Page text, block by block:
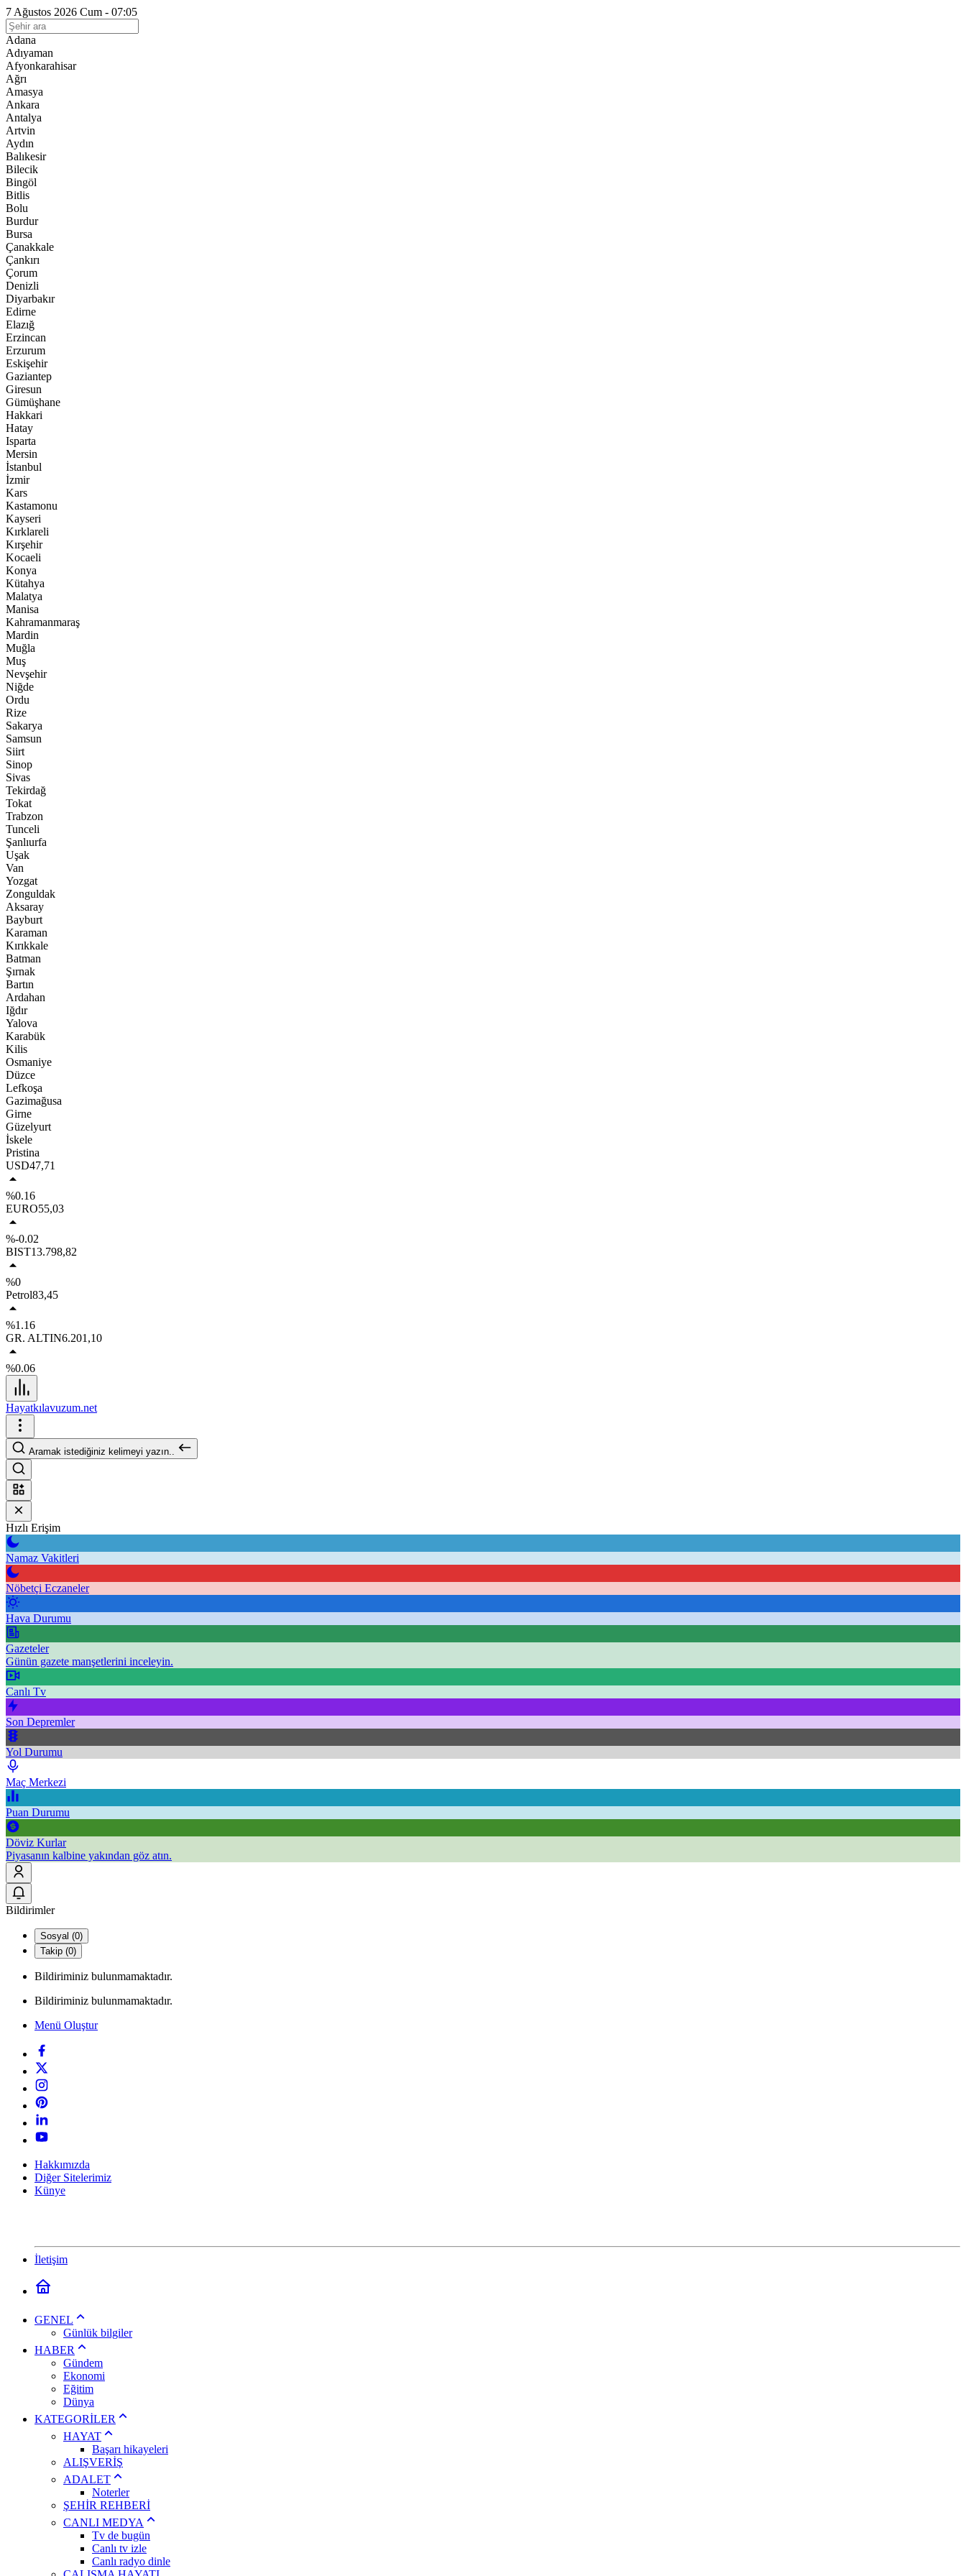
7 Ağustos 2026 Cum - 07:05
Adana
Adıyaman
Afyonkarahisar
Ağrı
Amasya
Ankara
Antalya
Artvin
Aydın
Balıkesir
Bilecik
Bingöl
Bitlis
Bolu
Burdur
Bursa
Çanakkale
Çankırı
Çorum
Denizli
Diyarbakır
Edirne
Elazığ
Erzincan
Erzurum
Eskişehir
Gaziantep
Giresun
Gümüşhane
Hakkari
Hatay
Isparta
Mersin
İstanbul
İzmir
Kars
Kastamonu
Kayseri
Kırklareli
Kırşehir
Kocaeli
Konya
Kütahya
Malatya
Manisa
Kahramanmaraş
Mardin
Muğla
Muş
Nevşehir
Niğde
Ordu
Rize
Sakarya
Samsun
Siirt
Sinop
Sivas
Tekirdağ
Tokat
Trabzon
Tunceli
Şanlıurfa
Uşak
Van
Yozgat
Zonguldak
Aksaray
Bayburt
Karaman
Kırıkkale
Batman
Şırnak
Bartın
Ardahan
Iğdır
Yalova
Karabük
Kilis
Osmaniye
Düzce
Lefkoşa
Gazimağusa
Girne
Güzelyurt
İskele
Pristina
USD47,71
%0.16
EURO55,03
%-0.02
BIST13.798,82
%0
Petrol83,45
%1.16
GR. ALTIN6.201,10
%0.06
Hayatkılavuzum.net
Aramak istediğiniz kelimeyi yazın..
Hızlı Erişim
Namaz Vakitleri
Nöbetçi Eczaneler
Hava Durumu
Gazeteler
Günün gazete manşetlerini inceleyin.
Canlı Tv
Son Depremler
Yol Durumu
Maç Merkezi
Puan Durumu
Döviz Kurlar
Piyasanın kalbine yakından göz atın.
Bildirimler
Sosyal (0)
Takip (0)
Bildiriminiz bulunmamaktadır.
Bildiriminiz bulunmamaktadır.
Menü Oluştur
Hakkımızda
Diğer Sitelerimiz
Künye
İletişim
GENEL
Günlük bilgiler
HABER
Gündem
Ekonomi
Eğitim
Dünya
KATEGORİLER
HAYAT
Başarı hikayeleri
ALIŞVERİŞ
ADALET
Noterler
ŞEHİR REHBERİ
CANLI MEDYA
Tv de bugün
Canlı tv izle
Canlı radyo dinle